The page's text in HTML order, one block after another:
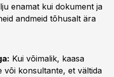
enamat kui dokument ja
andmeid tõhusalt ära
Kui võimalik, kaasa
või konsultante, et vältida